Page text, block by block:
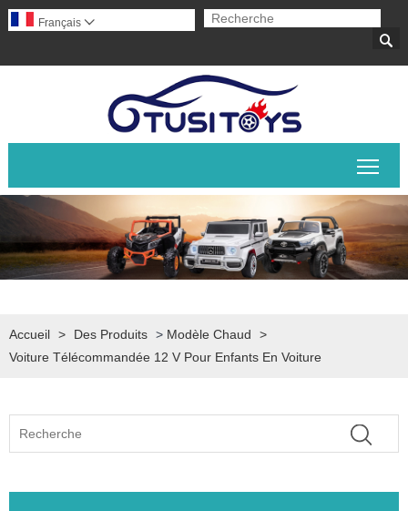

Français 
Accueil > Des Produits > Modèle Chaud
>
Voiture Télécommandée 12 V Pour Enfants En Voiture